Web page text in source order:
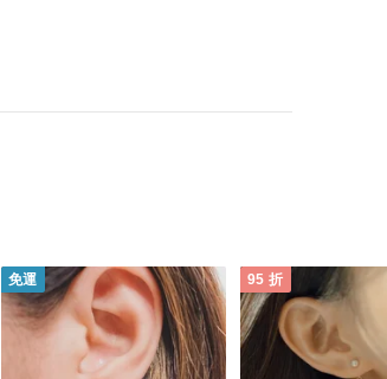
免運 95 折